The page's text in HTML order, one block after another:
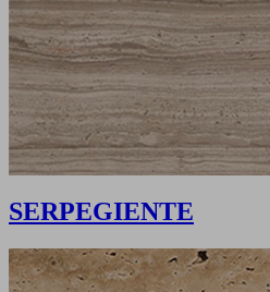
SERPEGIENTE